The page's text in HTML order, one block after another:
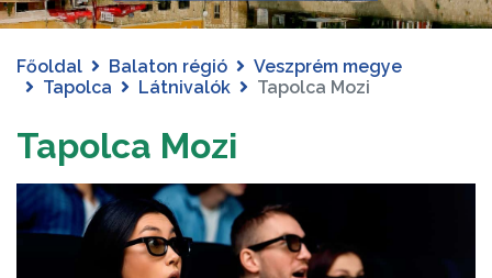
Főoldal Balaton régió
Veszprém megye
Tapolca
Látnivalók Tapolca Mozi
Tapolca Mozi